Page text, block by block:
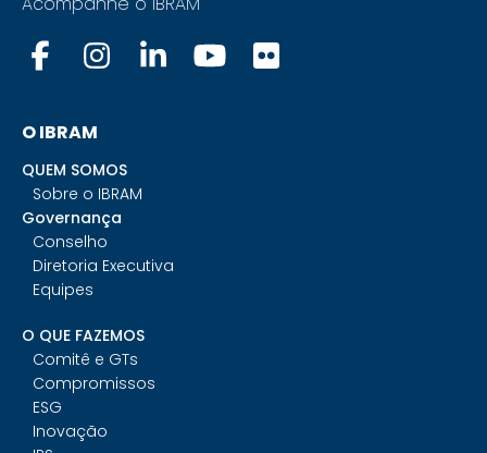
O IBRAM
QUEM SOMOS
Sobre o IBRAM
Governança
Conselho
Diretoria Executiva
Equipes
O QUE FAZEMOS
Comitê e GTs
Compromissos
ESG
Inovação